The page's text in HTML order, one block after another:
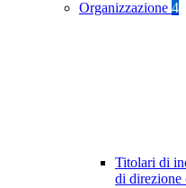
Organizzazione 4
Titolari di
di direzione